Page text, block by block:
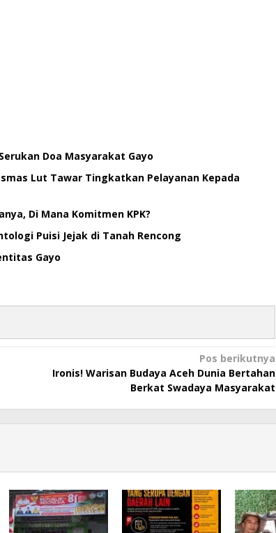
Doa Masyarakat Gayo
Lut Tawar Tingkatkan Pelayanan Kepada
Di Mana Komitmen KPK?
Puisi Jejak di Tanah Rencong
Gayo
Pos berikutnya
Ironis! Warisan Budaya Aceh Dunia Bertahan
Berkat Swadaya Masyarakat